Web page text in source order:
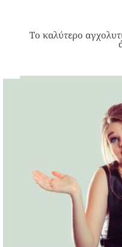
Το καλύτερο